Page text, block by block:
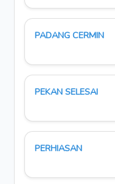
PADANG CERMIN
PEKAN SELESAI
PERHIASAN